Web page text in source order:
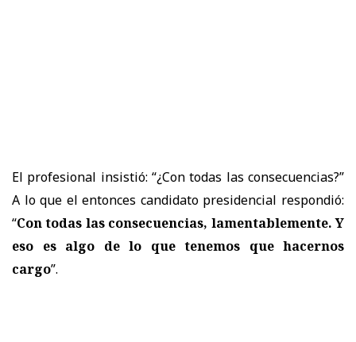
El profesional insistió: “¿Con todas las consecuencias?”
A lo que el entonces candidato presidencial respondió:
“Con todas las consecuencias, lamentablemente. Y
eso es algo de lo que tenemos que hacernos
cargo”.